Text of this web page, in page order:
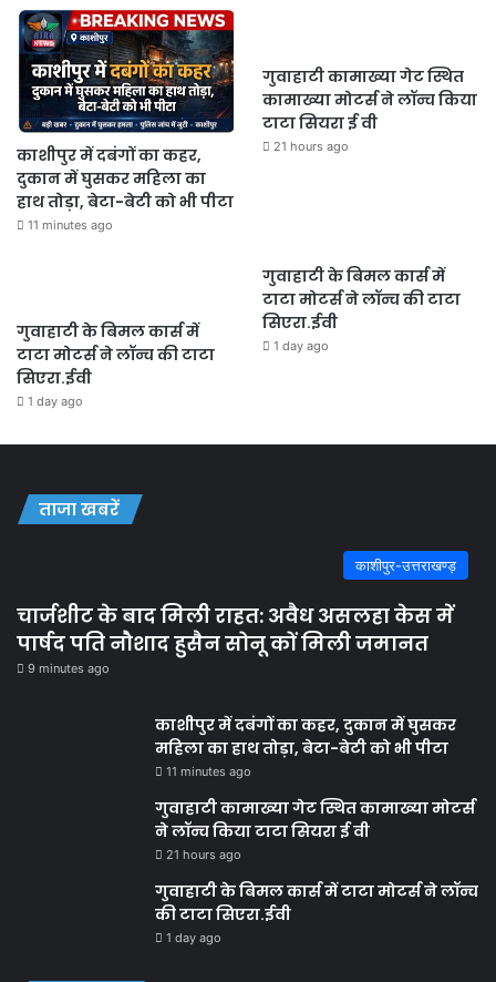
काशीपुर में दबंगों का कहर,
दुकान में घुसकर महिला का
हाथ तोड़ा, बेटा-बेटी को भी पीटा
11 minutes ago
गुवाहाटी कामाख्या गेट स्थित
कामाख्या मोटर्स ने लॉन्च किया
टाटा सियरा ई वी
21 hours ago
गुवाहाटी के बिमल कार्स में
टाटा मोटर्स ने लॉन्च की टाटा
सिएरा.ईवी
1 day ago
गुवाहाटी के बिमल कार्स में
टाटा मोटर्स ने लॉन्च की टाटा
सिएरा.ईवी
1 day ago
ताजा खबरें
काशीपुर-उत्तराखण्ड़
चार्जशीट के बाद मिली राहत: अवैध असलहा केस में
पार्षद पति नौशाद हुसैन सोनू कों मिली जमानत
9 minutes ago
काशीपुर में दबंगों का कहर, दुकान में घुसकर
महिला का हाथ तोड़ा, बेटा-बेटी को भी पीटा
11 minutes ago
गुवाहाटी कामाख्या गेट स्थित कामाख्या मोटर्स
ने लॉन्च किया टाटा सियरा ई वी
21 hours ago
गुवाहाटी के बिमल कार्स में टाटा मोटर्स ने लॉन्च
की टाटा सिएरा.ईवी
1 day ago